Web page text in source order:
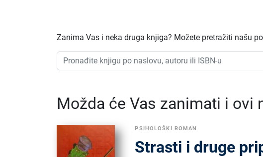
Zanima Vas i neka druga knjiga? Možete pretražiti našu
Možda će Vas zanimati i ovi
PSIHOLOŠKI ROMAN
Strasti i druge